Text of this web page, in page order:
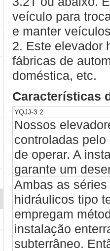
veículo para
e manter
2. Este elevador
fábricas de
doméstica, etc.
Características
YQJJ-3.2
Nossos
controladas
de operar. A
garante um
Ambas as
hidráulicos tipo
empregam
instalação
subterrâneo.